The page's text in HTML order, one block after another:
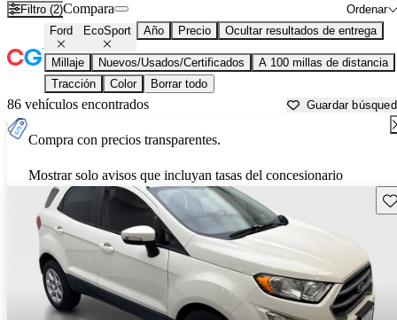
Filtro (2) Ordenar
Compara
Ford EcoSport Año Precio Ocultar resultados de entrega
Millaje Nuevos/Usados/Certificados
A 100 millas de distancia
Tracción
Color Borrar todo
86 vehículos encontrados Guardar
Compra con precios transparentes.
Mostrar solo avisos que incluyan tasas del concesionario